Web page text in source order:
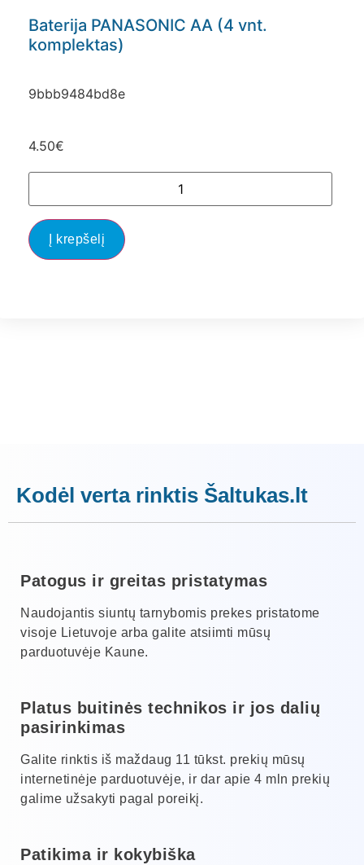
Baterija PANASONIC AA (4 vnt.
komplektas)
9bbb9484bd8e
4.50€
Į krepšelį
Kodėl verta rinktis Šaltukas.lt
Patogus ir greitas pristatymas
Naudojantis siuntų tarnybomis prekes pristatome
visoje Lietuvoje arba galite atsiimti mūsų
parduotuvėje Kaune.
Platus buitinės technikos ir jos dalių
pasirinkimas
Galite rinktis iš maždaug 11 tūkst. prekių mūsų
internetinėje parduotuvėje, ir dar apie 4 mln prekių
galime užsakyti pagal poreikį.
Patikima ir kokybiška